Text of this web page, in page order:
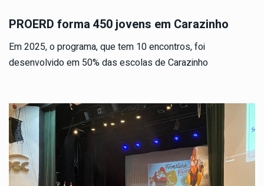
PROERD forma 450 jovens em Carazinho
Em 2025, o programa, que tem 10 encontros, foi
desenvolvido em 50% das escolas de Carazinho